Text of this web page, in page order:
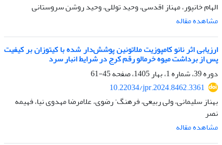
الهام خانپور، مهناز اقدسی، وحید توللی، وحید روشن سروستانی
مشاهده مقاله
ارزیابی اثر نانو کامپوزیت ملاتونین پوشش‌دار شده با کیتوزان بر کیفیت
پس از برداشت میوه خرمالو رقم کرج در شرایط انبار سرد
دوره 39، شماره 1، بهار 1405، صفحه
45-61
10.22034/jpr.2024.8462.3361
بهناز سلیمانی، ولی ربیعی، فرهنگ' رضوی، علامرضا مهدوی نیا، فهیمه
نصر
مشاهده مقاله